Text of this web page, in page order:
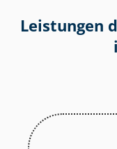
Leistungen